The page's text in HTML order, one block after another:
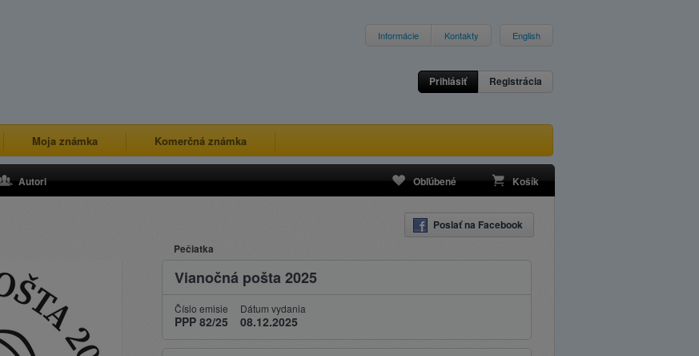
Informácie Kontakty English
Prihlásiť Registrácia
Moja známka Komerčná známka
Autori Obľúbené Košík
Poslať na Facebook
Pečiatka
Vianočná pošta 2025
Číslo emisie
PPP 82/25
Dátum vydania
08.12.2025